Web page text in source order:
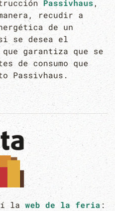
Passivhaus,
recudir a
de un
se desea el
que garantiza que se
de consumo que
Passivhaus.
laweb de la feria: